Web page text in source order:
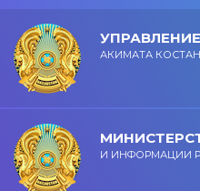
АКИМАТА
И ИНФОРМАЦИИ